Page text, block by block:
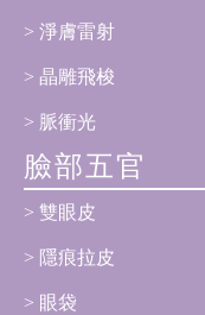
淨膚雷射
晶雕飛梭
脈衝光
臉部五官
雙眼皮
隱痕拉皮
眼袋